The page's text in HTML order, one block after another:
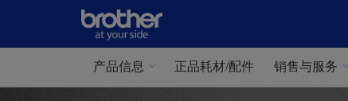
产品信息 正品耗材/配件 销售与服务